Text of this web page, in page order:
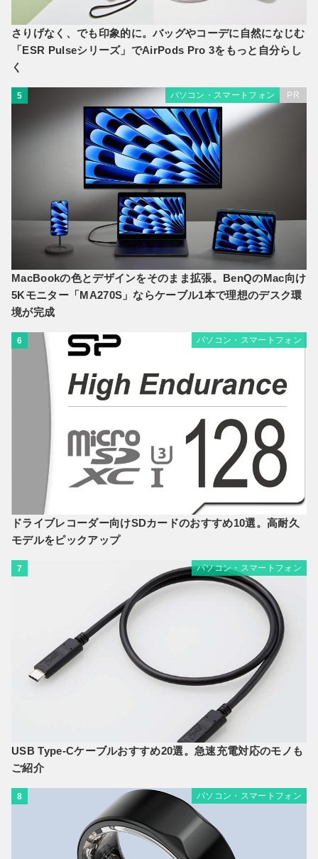
さりげなく、でも印象的に。バッグやコーデに自然になじむ
「ESR Pulseシリーズ」でAirPods Pro 3をもっと自分らし
く
5 パソコン・スマートフォン PR
MacBookの色とデザインをそのまま拡張。BenQのMac向け
5Kモニター「MA270S」ならケーブル1本で理想のデスク環
境が完成
6 パソコン・スマートフォン
ドライブレコーダー向けSDカードのおすすめ10選。高耐久
モデルをピックアップ
7 パソコン・スマートフォン
USB Type-Cケーブルおすすめ20選。急速充電対応のモノも
ご紹介
8 パソコン・スマートフォン